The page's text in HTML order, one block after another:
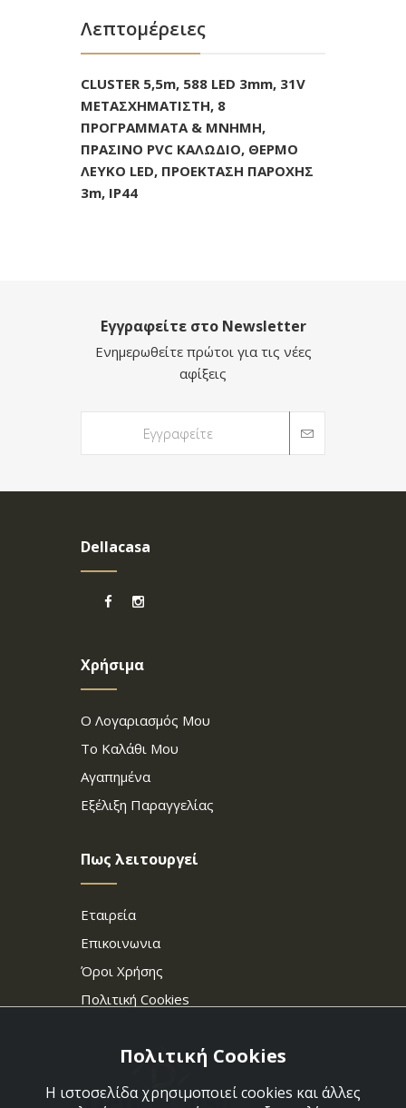
Λεπτομέρειες
CLUSTER 5,5m, 588 LED 3mm, 31V
ΜΕΤΑΣΧΗΜΑΤΙΣΤΗ, 8
ΠΡΟΓΡΑΜΜΑΤΑ & ΜΝΗΜΗ,
ΠΡΑΣΙΝΟ PVC ΚΑΛΩΔΙΟ, ΘΕΡΜΟ
ΛΕΥΚΟ LED, ΠΡΟΕΚΤΑΣΗ ΠΑΡΟΧΗΣ
3m, IP44
Εγγραφείτε στο Newsletter
Ενημερωθείτε πρώτοι για τις νέες
αφίξεις
Dellacasa
Χρήσιμα
Ο Λογαριασμός Μου
Το Καλάθι Μου
Αγαπημένα
Εξέλιξη Παραγγελίας
Πως λειτουργεί
Εταιρεία
Επικοινωνια
Όροι Χρήσης
Πολιτική Cookies
Πολιτική Cookies
Η ιστοσελίδα χρησιμοποιεί cookies και άλλες